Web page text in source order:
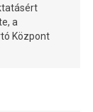
a
Központ